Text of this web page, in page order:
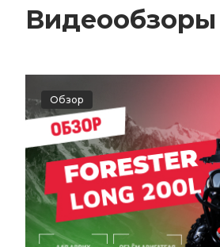
Видеообзоры
Обзор